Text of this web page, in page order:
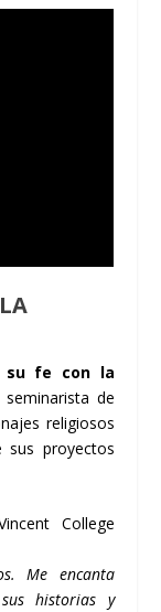
su fe con la
seminarista de
religiosos
sus proyectos
College
Me encanta
historias y